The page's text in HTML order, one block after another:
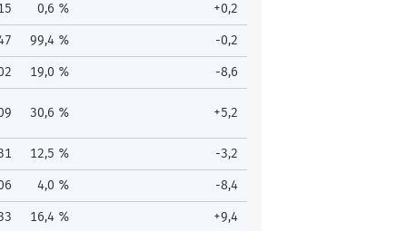
0,6 % +0,2
99,4 % -0,2
19,0 % -8,6
30,6 % +5,2
12,5 % -3,2
4,0 % -8,4
16,4 % +9,4